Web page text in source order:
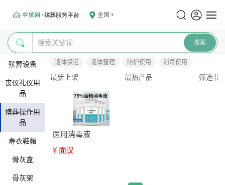
全国
殡葬设备
丧仪礼仪用
品
殡葬操作用
品
寿衣鞋帽
骨灰盒
骨灰架
遗体接运 遗体整理 防护使用 消毒使用
最新上架 最热产品 筛选
医用消毒液
¥ 面议